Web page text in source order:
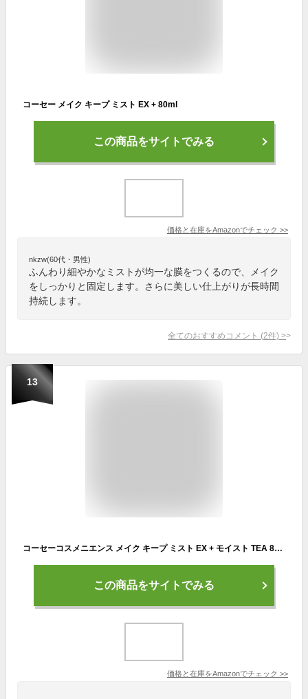
コーセー メイク キープ ミスト EX + 80ml
この商品をサイトでみる
価格と在庫をAmazonでチェック >>
nkzw(60代・男性)
ふんわり細やかなミストが均一な膜をつくるので、メイク
をしっかりと固定します。さらに美しい仕上がりが長時間
持続します。
全てのおすすめコメント (2件) >
13
コーセーコスメニエンス メイク キープ ミスト EX + モイスト TEA 80mL 【25年発売】 アップルティーの香り しっとり ツヤ肌 化粧崩れ防止 ミスト 化粧水 ウォータープルーフ 皮脂プルーフ 皮脂くずれ防止 テカリ防止
この商品をサイトでみる
価格と在庫をAmazonでチェック >>